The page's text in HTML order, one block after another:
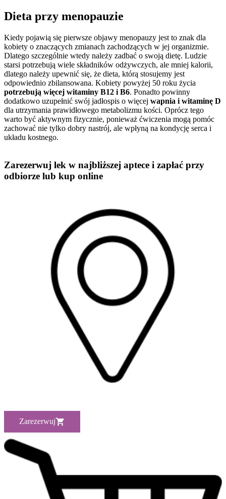
Dieta przy menopauzie
Kiedy pojawią się pierwsze objawy menopauzy jest to znak dla
kobiety o znaczących zmianach zachodzących w jej organizmie.
Dlatego szczególnie wtedy należy zadbać o swoją dietę. Ludzie
starsi potrzebują wiele składników odżywczych, ale mniej kalorii,
dlatego należy upewnić się, że dieta, którą stosujemy jest
odpowiednio zbilansowana. Kobiety powyżej 50 roku życia
potrzebują więcej witaminy B12 i B6. Ponadto powinny
dodatkowo uzupełnić swój jadłospis o więcej wapnia i witaminę D
dla utrzymania prawidłowego metabolizmu kości. Oprócz tego
warto być aktywnym fizycznie, ponieważ ćwiczenia mogą pomóc
zachować nie tylko dobry nastrój, ale wpłyną na kondycję serca i
układu kostnego.
Zarezerwuj lek w najbliższej aptece i zapłać przy
odbiorze lub kup online
Zarezerwuj